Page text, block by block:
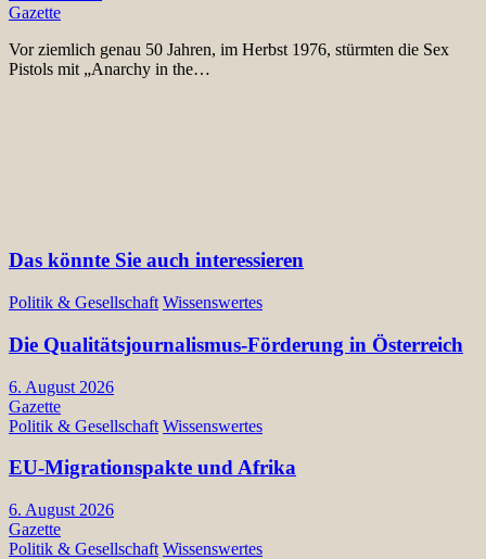
Gazette
Vor ziemlich genau 50 Jahren, im Herbst 1976, stürmten die Sex
Pistols mit „Anarchy in the…
Das könnte Sie auch interessieren
Politik & Gesellschaft Wissenswertes
Die Qualitätsjournalismus-Förderung in Österreich
6. August 2026
Gazette
Politik & Gesellschaft Wissenswertes
EU-Migrationspakte und Afrika
6. August 2026
Gazette
Politik & Gesellschaft Wissenswertes